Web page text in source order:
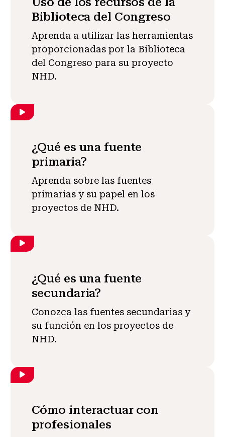
Biblioteca del Congreso
Aprenda a utilizar las herramientas
proporcionadas por la Biblioteca
del Congreso para su proyecto
NHD.
¿Qué es una fuente
primaria?
Aprenda sobre las fuentes
primarias y su papel en los
proyectos de NHD.
¿Qué es una fuente
secundaria?
Conozca las fuentes secundarias y
su función en los proyectos de
NHD.
Cómo interactuar con
profesionales